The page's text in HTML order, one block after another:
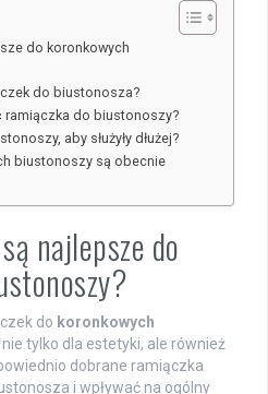
do koronkowych
do biustonosza?
ramiączka do biustonoszy?
aby służyły dłużej?
biustonoszy są obecnie
najlepsze do
do koronkowych
tylko dla estetyki, ale również
dobrane ramiączka
i wpływać na ogólny